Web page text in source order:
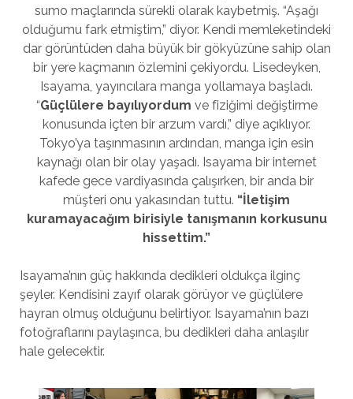
sumo maçlarında sürekli olarak kaybetmiş. “Aşağı
olduğumu fark etmiştim,” diyor. Kendi memleketindeki
dar görüntüden daha büyük bir gökyüzüne sahip olan
bir yere kaçmanın özlemini çekiyordu. Lisedeyken,
Isayama, yayıncılara manga yollamaya başladı.
“Güçlülere bayılıyordum ve fiziğimi değiştirme
konusunda içten bir arzum vardı,” diye açıklıyor.
Tokyo’ya taşınmasının ardından, manga için esin
kaynağı olan bir olay yaşadı. Isayama bir internet
kafede gece vardiyasında çalışırken, bir anda bir
müşteri onu yakasından tuttu. “İletişim
kuramayacağım birisiyle tanışmanın korkusunu
hissettim.”
Isayama’nın güç hakkında dedikleri oldukça ilginç
şeyler. Kendisini zayıf olarak görüyor ve güçlülere
hayran olmuş olduğunu belirtiyor. Isayama’nın bazı
fotoğraflarını paylaşınca, bu dedikleri daha anlaşılır
hale gelecektir.